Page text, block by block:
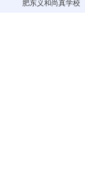
肥东义和尚真学校